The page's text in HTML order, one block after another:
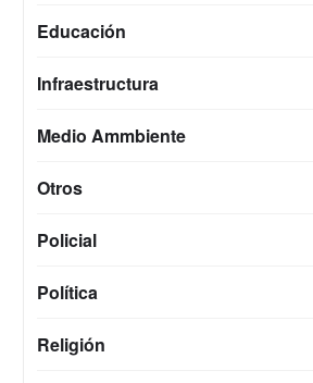
Educación
Infraestructura
Medio Ammbiente
Otros
Policial
Política
Religión